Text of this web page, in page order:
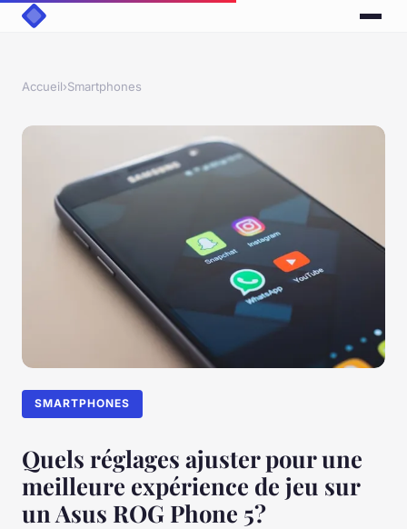
Accueil›Smartphones
SMARTPHONES
Quels réglages ajuster pour une
meilleure expérience de jeu sur
un Asus ROG Phone 5?